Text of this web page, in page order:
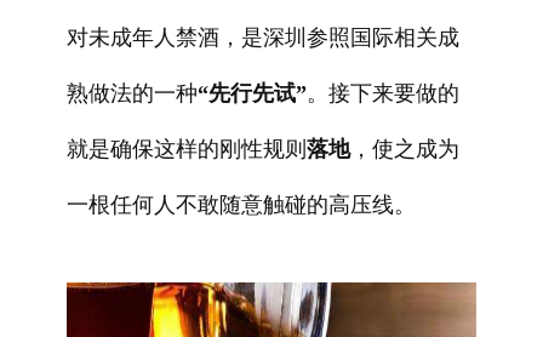
对未成年人禁酒，是深圳参照国际相关成
熟做法的一种“先行先试”。接下来要做的
就是确保这样的刚性规则 落地，使之成为
一根任何人不敢随意触碰的高压线。